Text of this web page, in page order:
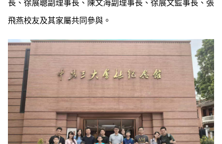
長、徐展聰副理事長、陳文海副理事長、徐展文監事長、張
飛燕校友及其家屬共同參與。